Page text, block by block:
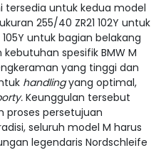
tersedia untuk kedua model
255/40 ZR21 102Y untuk
untuk bagian belakang
spesifik BMW M
yang tinggi dan
handlingyang optimal,
Keunggulan tersebut
proses persetujuan
seluruh model M harus
legendaris Nordschleife